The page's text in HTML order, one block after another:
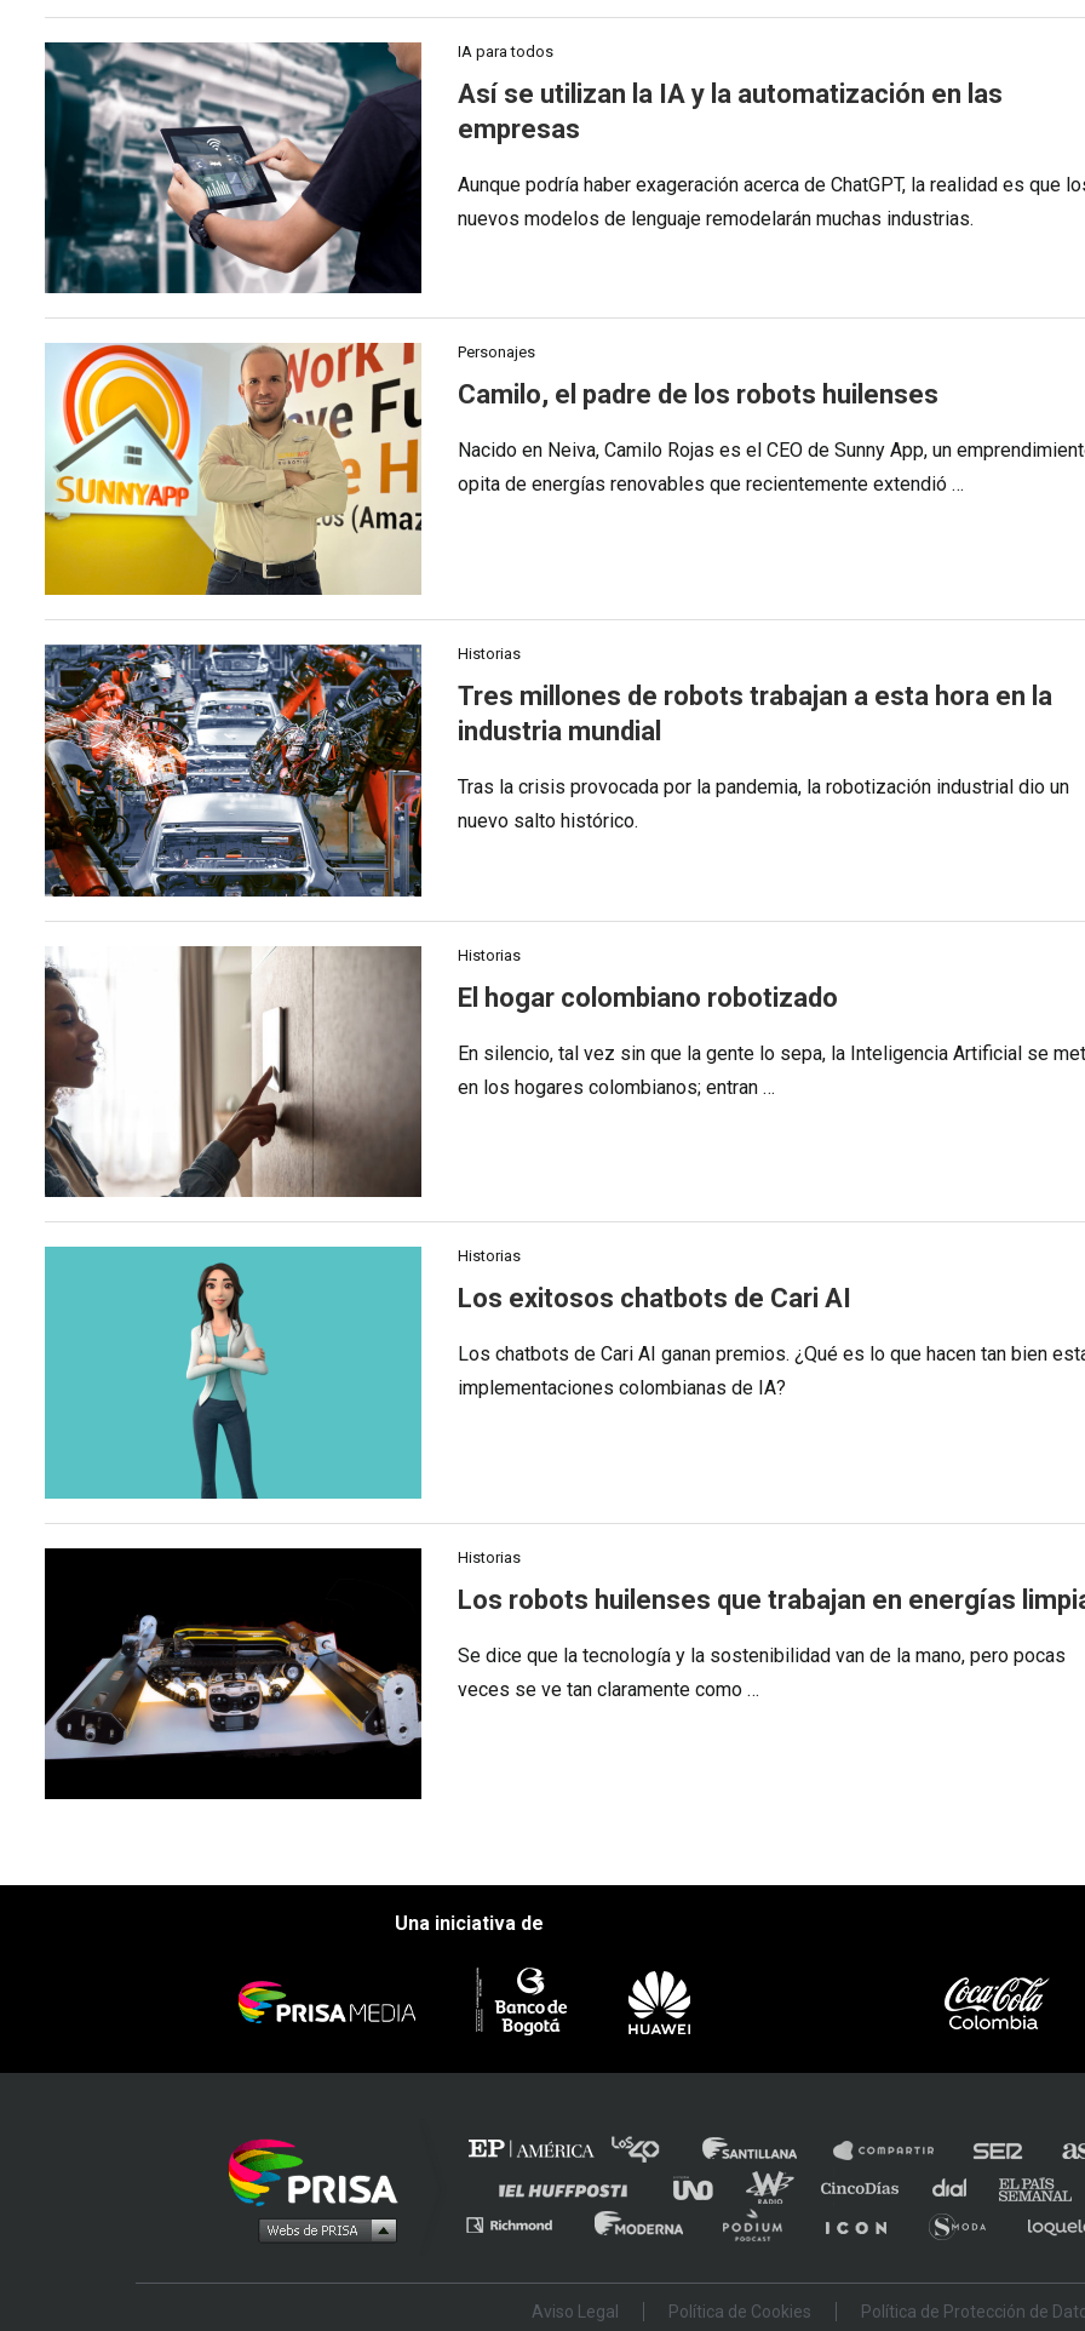
IA para todos
Así se utilizan la IA y la automatización en las
empresas
Aunque podría haber exageración acerca de ChatGPT, la realidad es que
nuevos modelos de lenguaje remodelarán muchas industrias.
Personajes
Camilo, el padre de los robots huilenses
Nacido en Neiva, Camilo Rojas es el CEO de Sunny App, un
opita de energías renovables que recientemente extendió …
Historias
Tres millones de robots trabajan a esta hora en la
industria mundial
Tras la crisis provocada por la pandemia, la robotización industrial dio un
nuevo salto histórico.
Historias
El hogar colombiano robotizado
En silencio, tal vez sin que la gente lo sepa, la Inteligencia Artificial se
en los hogares colombianos; entran …
Historias
Los exitosos chatbots de Cari AI
Los chatbots de Cari AI ganan premios. ¿Qué es lo que hacen tan bien
implementaciones colombianas de IA?
Historias
Los robots huilenses que trabajan en energías
Se dice que la tecnología y la sostenibilidad van de la mano, pero pocas
veces se ve tan claramente como …
Una iniciativa de
Aviso Legal Política de Cookies Política de Protección de